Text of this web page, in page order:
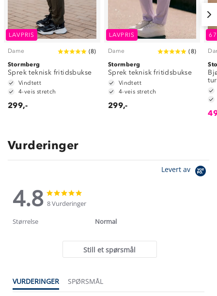
LAVPRIS
Dame (8)
Stormberg
Sprek teknisk fritidsbukse
Vindtett
4-veis stretch
299,-
LAVPRIS
Dame (8)
Stormberg
Sprek teknisk fritidsbukse
Vindtett
4-veis stretch
299,-
Vurderinger
Levert av
4.8
4.8
star
rating
star
8 Vurderinger
Størrelse Normal
Still et spørsmål
VURDERINGER SPØRSMÅL